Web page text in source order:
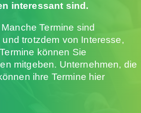
interessant sind.
Termine sind
trotzdem von Interesse,
können Sie
mitgeben. Unternehmen, die
ihre Termine hier